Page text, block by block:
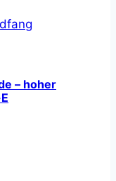
– hoher